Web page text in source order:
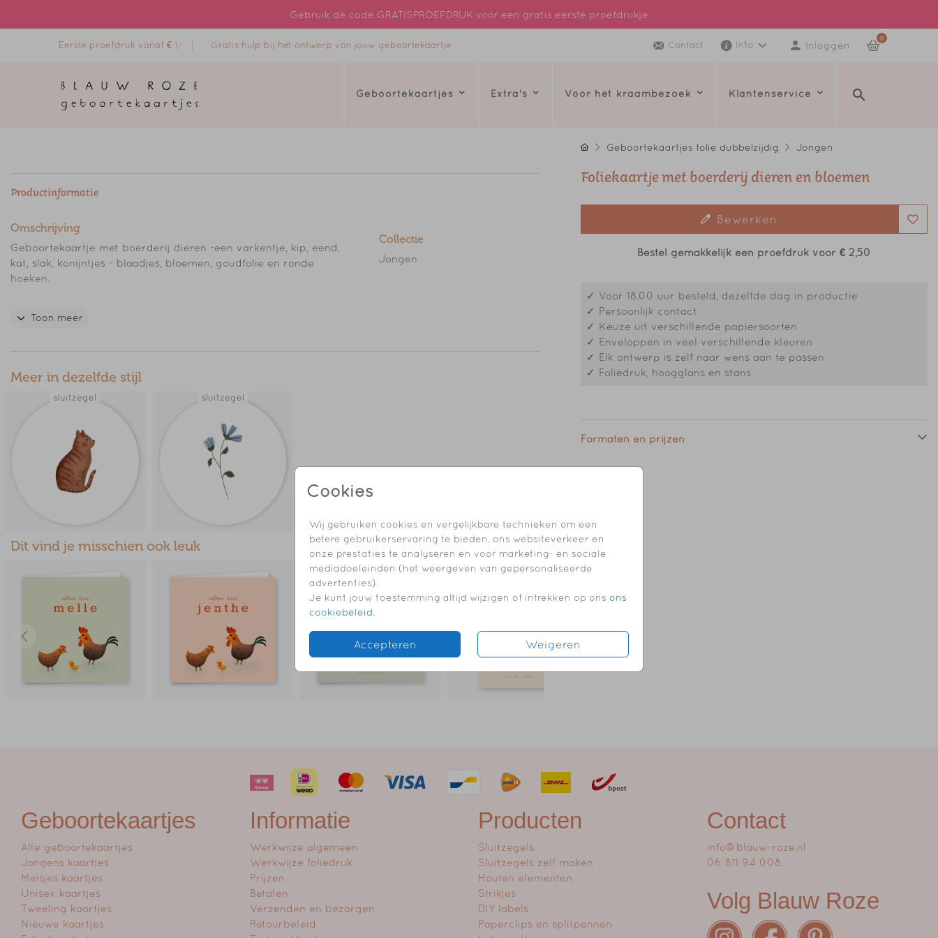
Gebruik de code GRATISPROEFDRUK voor een gratis eerste proefdrukje
Eerste proefdruk vanaf € 1,- | Gratis hulp bij het ontwerp van jouw geboortekaartje Contact Info Inloggen
0
Geboortekaartjes Extra's Voor het kraambezoek Klantenservice
Cookies
Wij gebruiken cookies en vergelijkbare technieken om een
betere gebruikerservaring te bieden, ons websiteverkeer en
onze prestaties te analyseren en voor marketing- en sociale
mediadoeleinden (het weergeven van gepersonaliseerde
advertenties).
Je kunt jouw toestemming altijd wijzigen of intrekken op ons ons
cookiebeleid.
Accepteren Weigeren
Productinformatie
Omschrijving
Geboortekaartje met boerderij dieren -een varkentje, kip, eend,
kat, slak, konijntjes - blaadjes, bloemen, goudfolie en ronde
hoeken.
dan gerust een berichtje.
voor 18.00 uur besteld is de volgende werkdag gedrukt en
verzonden.
Toon meer
Collectie
Jongen
Meer in dezelfde stijl
sluitzegel sluitzegel
Dit vind je misschien ook leuk
Geboortekaartjes folie dubbelzijdig Jongen
Foliekaartje met boerderij dieren en bloemen
Bewerken
Bestel gemakkelijk een proefdruk voor € 2,50
✓ Voor 18.00 uur besteld, dezelfde dag in productie
✓ Persoonlijk contact
✓ Keuze uit verschillende papiersoorten
✓ Enveloppen in veel verschillende kleuren
✓ Elk ontwerp is zelf naar wens aan te passen
✓ Foliedruk, hoogglans en stans
Formaten en prijzen
Geboortekaartjes
Alle geboortekaartjes
Jongens kaartjes
Meisjes kaartjes
Unisex kaartjes
Tweeling kaartjes
Nieuwe kaartjes
Informatie
Werkwijze algemeen
Werkwijze foliedruk
Prijzen
Betalen
Verzenden en bezorgen
Retourbeleid
Producten
Sluitzegels
Sluitzegels zelf maken
Houten elementen
Strikjes
DIY labels
Paperclips en splitpennen
Contact
info@blauw-roze.nl
06 811 94 008
Volg Blauw Roze